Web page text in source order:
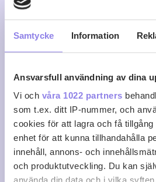
Samtycke Information
Ansvarsfull användning av dina
Vi och våra 1022 partners
som t.ex. ditt IP-nummer, och
cookies för att lagra och få
enhet för att kunna tillhandahålla
innehåll, annons- och
och produktutveckling. Du kan
L
Laila
0
Recept
0
Följare
0
Följer